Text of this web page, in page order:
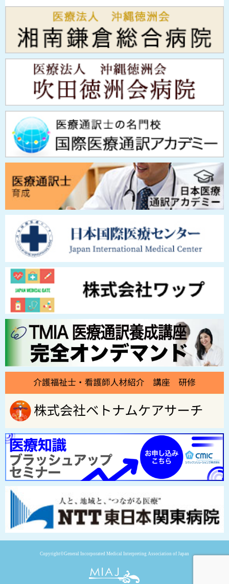
Copyright©General Incorporated Medical Interpreting Association of Japan